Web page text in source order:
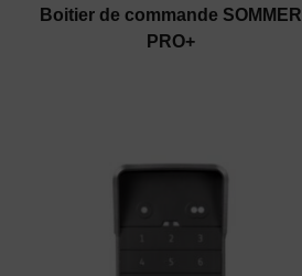
Boitier de commande SOMMER
PRO+